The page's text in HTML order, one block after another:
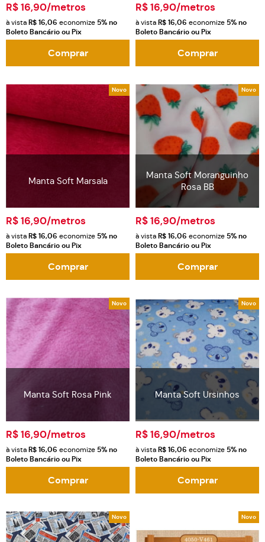
R$ 16,90/metros
à vista R$ 16,06 economize 5%no
Boleto Bancário ou Pix
Comprar
R$ 16,90/metros
à vista R$ 16,06 economize 5%no
Boleto Bancário ou Pix
Comprar
Novo
Manta Soft Marsala
R$ 16,90/metros
à vista R$ 16,06 economize 5%no
Boleto Bancário ou Pix
Comprar
Novo
Manta Soft Moranguinho
Rosa BB
R$ 16,90/metros
à vista R$ 16,06 economize 5%no
Boleto Bancário ou Pix
Comprar
Novo
Manta Soft Rosa Pink
R$ 16,90/metros
à vista R$ 16,06 economize 5%no
Boleto Bancário ou Pix
Comprar
Novo
Manta Soft Ursinhos
R$ 16,90/metros
à vista R$ 16,06 economize 5%no
Boleto Bancário ou Pix
Comprar
Novo Novo